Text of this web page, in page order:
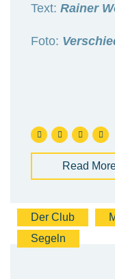
Text: Rainer
Foto:
Read
Der Club
Segeln